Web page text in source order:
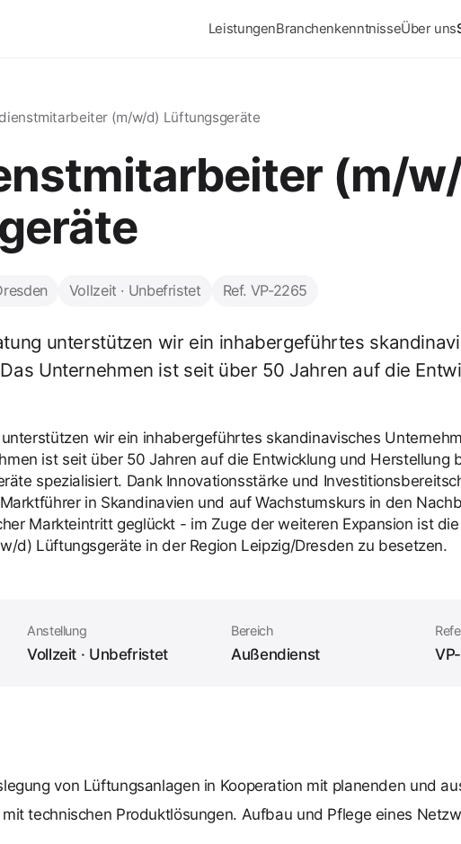
LeistungenBranchenkenntnisseÜber uns
(m/w/d) Lüftungsgeräte
(m/
Vollzeit · Unbefristet Ref. VP-2265
unterstützen wir ein inhabergeführtes
Unternehmen ist seit über 50 Jahren auf die
wir ein inhabergeführtes skandinavisches
ist seit über 50 Jahren auf die Entwicklung und Herstellung
spezialisiert. Dank Innovationsstärke und
in Skandinavien und auf Wachstumskurs in den
Markteintritt geglückt - im Zuge der weiteren Expansion ist
d) Lüftungsgeräte in der Region Leipzig/Dresden zu besetzen.
Anstellung
Vollzeit · Unbefristet
Bereich
Außendienst
von Lüftungsanlagen in Kooperation mit planenden und
technischen Produktlösungen. Aufbau und Pflege eines